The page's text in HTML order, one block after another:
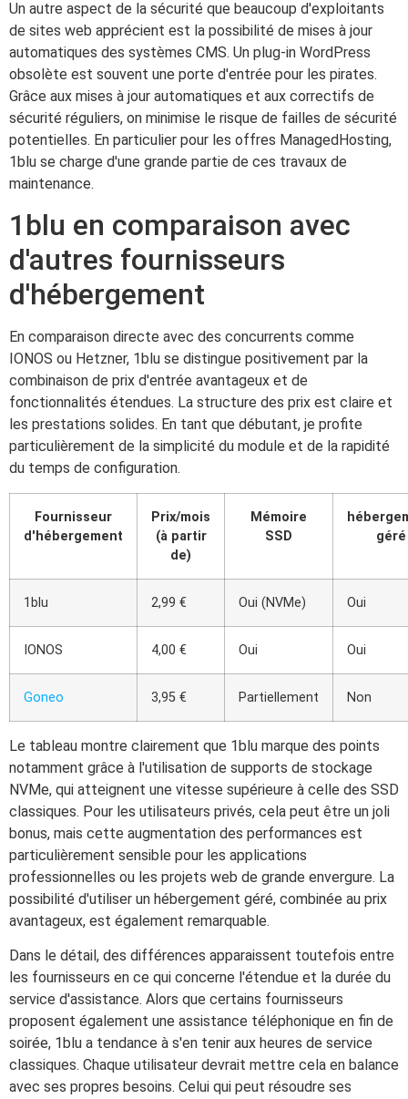
Un autre aspect de la sécurité que beaucoup d'exploitants
de sites web apprécient est la possibilité de mises à jour
automatiques des systèmes CMS. Un plug-in WordPress
obsolète est souvent une porte d'entrée pour les pirates.
Grâce aux mises à jour automatiques et aux correctifs de
sécurité réguliers, on minimise le risque de failles de sécurité
potentielles. En particulier pour les offres ManagedHosting,
1blu se charge d'une grande partie de ces travaux de
maintenance.
1blu en comparaison avec
d'autres fournisseurs
d'hébergement
En comparaison directe avec des concurrents comme
IONOS ou Hetzner, 1blu se distingue positivement par la
combinaison de prix d'entrée avantageux et de
fonctionnalités étendues. La structure des prix est claire et
les prestations solides. En tant que débutant, je profite
particulièrement de la simplicité du module et de la rapidité
du temps de configuration.
Fournisseur
d'hébergement
Prix/mois
(à partir
de)
Mémoire
SSD
géré
1blu 2,99 € Oui (NVMe) Oui
IONOS 4,00 € Oui Oui
Goneo 3,95 € Partiellement Non
Le tableau montre clairement que 1blu marque des points
notamment grâce à l'utilisation de supports de stockage
NVMe, qui atteignent une vitesse supérieure à celle des SSD
classiques. Pour les utilisateurs privés, cela peut être un joli
bonus, mais cette augmentation des performances est
particulièrement sensible pour les applications
professionnelles ou les projets web de grande envergure. La
possibilité d'utiliser un hébergement géré, combinée au prix
avantageux, est également remarquable.
Dans le détail, des différences apparaissent toutefois entre
les fournisseurs en ce qui concerne l'étendue et la durée du
service d'assistance. Alors que certains fournisseurs
proposent également une assistance téléphonique en fin de
soirée, 1blu a tendance à s'en tenir aux heures de service
classiques. Chaque utilisateur devrait mettre cela en balance
avec ses propres besoins. Celui qui peut résoudre ses